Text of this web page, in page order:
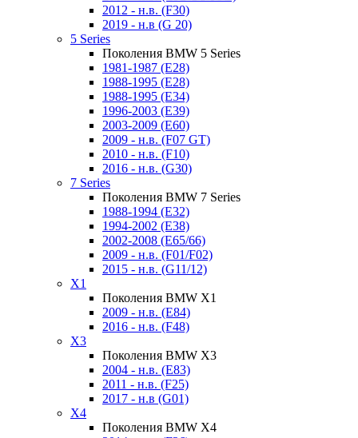
2012 - н.в. (F30)
2019 - н.в (G 20)
5 Series
Поколения BMW 5 Series
1981-1987 (E28)
1988-1995 (E28)
1988-1995 (E34)
1996-2003 (E39)
2003-2009 (E60)
2009 - н.в. (F07 GT)
2010 - н.в. (F10)
2016 - н.в. (G30)
7 Series
Поколения BMW 7 Series
1988-1994 (E32)
1994-2002 (E38)
2002-2008 (E65/66)
2009 - н.в. (F01/F02)
2015 - н.в. (G11/12)
X1
Поколения BMW X1
2009 - н.в. (E84)
2016 - н.в. (F48)
X3
Поколения BMW X3
2004 - н.в. (E83)
2011 - н.в. (F25)
2017 - н.в (G01)
X4
Поколения BMW X4